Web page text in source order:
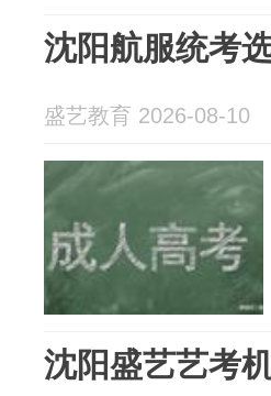
沈阳航服统考
盛艺教育 2026-08-10
沈阳盛艺艺考